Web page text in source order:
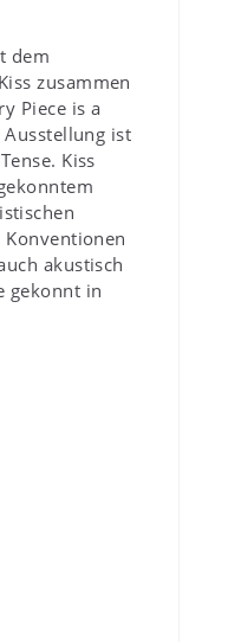
dem
zusammen
Piece is a
ist
Kiss
akustisch
gekonnt in